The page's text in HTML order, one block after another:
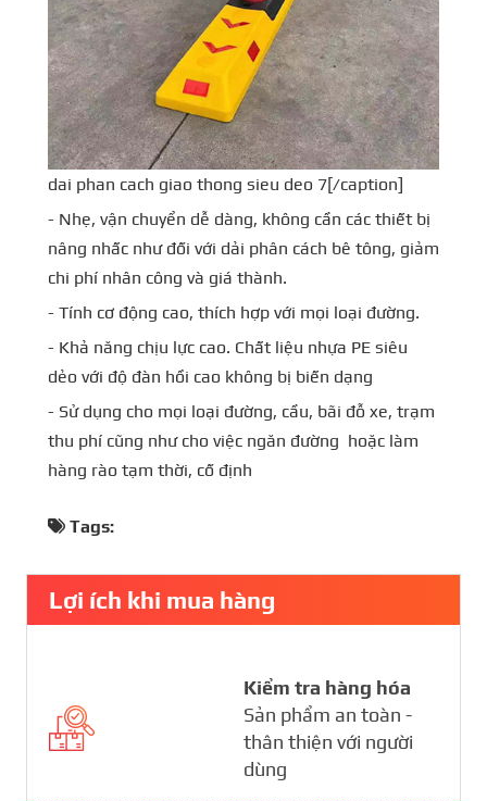
dai phan cach giao thong sieu deo 7[/caption]
- Nhẹ, vận chuyển dễ dàng, không cần các thiết bị
nâng nhấc như đối với dải phân cách bê tông, giảm
chi phí nhân công và giá thành.
- Tính cơ động cao, thích hợp với mọi loại đường.
- Khả năng chịu lực cao. Chất liệu nhựa PE siêu
dẻo với độ đàn hồi cao không bị biến dạng
- Sử dụng cho mọi loại đường, cầu, bãi đỗ xe, trạm
thu phí cũng như cho việc ngăn đường hoặc làm
hàng rào tạm thời, cố định
Tags:
Lợi ích khi mua hàng
Kiểm tra hàng hóa
Sản phẩm an toàn -
thân thiện với người
dùng